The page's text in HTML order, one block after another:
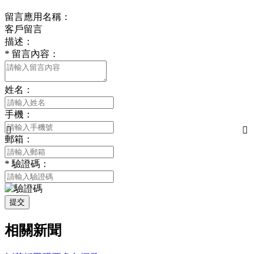


留言應用名稱：
客戶留言
描述：
* 留言內容：
姓名：
手機：
郵箱：
* 驗證碼：
提交
相關新聞